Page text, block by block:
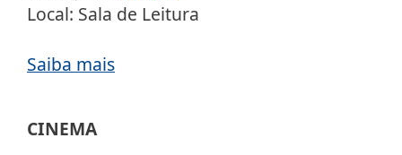
Local: Sala de Leitura
Saiba mais
CINEMA